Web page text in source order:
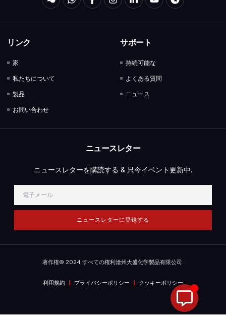
リンク
家
私たちについて
製品
お問い合わせ
サポート
持続可能な
よくある質問
ニュース
ニュースレター
ニュースレターを購読する & 只今イベント更新中.
ニュースレターに登録する
著作権© 2024 すべての権利滄州大盛化学製品有限公司.
利用規約 プライバシーポリシー クッキーポリシー